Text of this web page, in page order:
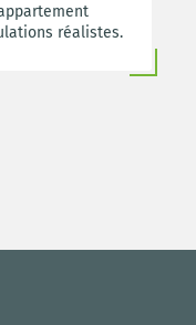
réalistes.